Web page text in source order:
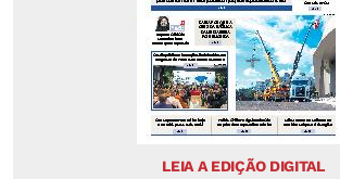
LEIA A EDIÇÃO DIGITAL